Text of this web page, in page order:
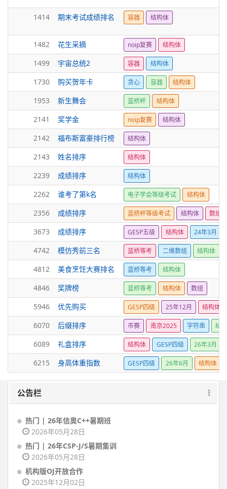
1414 期末考试成绩排名 容器 结构体
1482 花生采摘 noip复赛 结构体
1499 宇宙总统2 容器 结构体
1730 购买贺年卡 贪心 容器 结构体
1953 新生舞会 蓝桥杯 结构体
2141 奖学金 noip复赛 结构体
2142 福布斯富豪排行榜 结构体
2143 姓名排序 结构体
2239 成绩排序 结构体
2262 谁考了第k名 电子学会等级考试 结构体
2356 成绩排序 蓝桥杯等级考试 结构体 数组
3673 成绩排序 GESP五级 结构体 24年3月
4742 模仿秀前三名 蓝桥等考 二维数组 结构体
4812 美食烹饪大赛排名 蓝桥等考 结构体
4846 奖牌榜 蓝桥等考 结构体 数组
5946 优先购买 GESP四级 25年12月 结构体
6070 后缀排序 市赛 南京2025 字符串 结
6089 礼盒排序 结构体 GESP四级 26年3月
6215 身高体重指数 GESP四级 26年6月 结构体
公告栏
热门 | 26年信奥C++暑期班
2026年05月28日
热门 | 26年CSP-J/S暑期集训
2026年05月28日
机构版OJ开放合作
2025年12月02日